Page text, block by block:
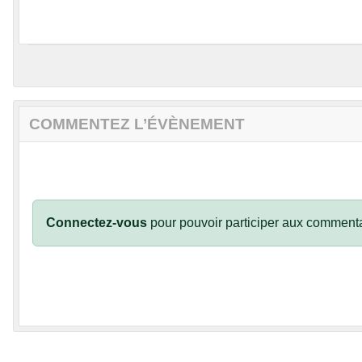
COMMENTEZ L’ÉVÈNEMENT
Connectez-vous pour pouvoir participer aux